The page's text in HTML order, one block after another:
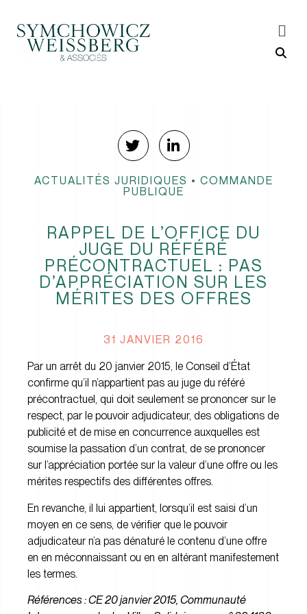
ACTUALITÉS JURIDIQUES • COMMANDE
PUBLIQUE
RAPPEL DE L’OFFICE DU
JUGE DU RÉFÉRÉ
PRÉCONTRACTUEL : PAS
D’APPRÉCIATION SUR LES
MÉRITES DES OFFRES
31 JANVIER 2016
Par un arrêt du 20 janvier 2015, le Conseil d’État
confirme qu’il n’appartient pas au juge du référé
précontractuel, qui doit seulement se prononcer sur le
respect, par le pouvoir adjudicateur, des obligations de
publicité et de mise en concurrence auxquelles est
soumise la passation d’un contrat, de se prononcer
sur l’appréciation portée sur la valeur d’une offre ou les
mérites respectifs des différentes offres.
En revanche, il lui appartient, lorsqu’il est saisi d’un
moyen en ce sens, de vérifier que le pouvoir
adjudicateur n’a pas dénaturé le contenu d’une offre
en en méconnaissant ou en en altérant manifestement
les termes.
Références :CE 20 janvier 2015, Communauté